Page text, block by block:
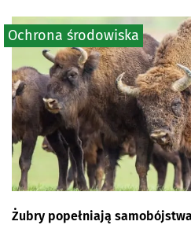
Żubry popełniają
Ochrona środowiska